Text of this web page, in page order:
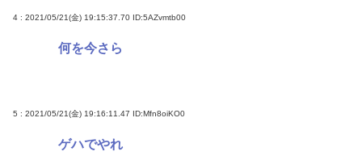
4 : 2021/05/21(金) 19:15:37.70 ID:5AZvmtb00
何を今さら
5 : 2021/05/21(金) 19:16:11.47 ID:Mfn8oiKO0
ゲハでやれ